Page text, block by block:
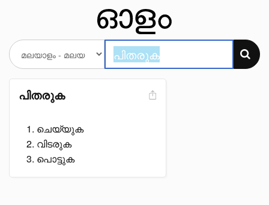
പിതരുക
ചെയ്യുക
വിടരുക
പൊട്ടുക